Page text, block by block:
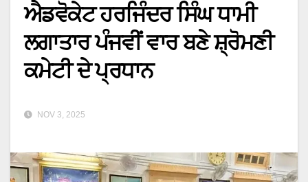
ਐਡਵੋਕੇਟ ਹਰਜਿੰਦਰ ਸਿੰਘ ਧਾਮੀ
ਲਗਾਤਾਰ ਪੰਜਵੀਂ ਵਾਰ ਬਣੇ ਸ਼੍ਰੋਮਣੀ
ਕਮੇਟੀ ਦੇ ਪ੍ਰਧਾਨ
NOV 3, 2025